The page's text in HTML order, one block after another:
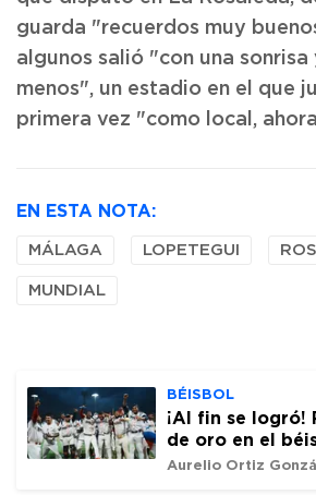
guarda "recuerdos muy
algunos salió "con una sonrisa
menos", un estadio en el que
primera vez "como local,
EN ESTA NOTA:
MÁLAGA LOPETEGUI
MUNDIAL
BÉISBOL
¡Al fin se logró!
de oro en el
Aurelio Ortiz